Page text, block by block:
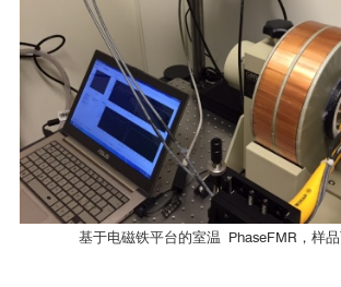
基于电磁铁平台的室温 PhaseFMR，样
Ni 80 Fe 20
CryoFMR-40
中国科学院物理研究所
PhaseFMR
中国科学院地球环境研究所